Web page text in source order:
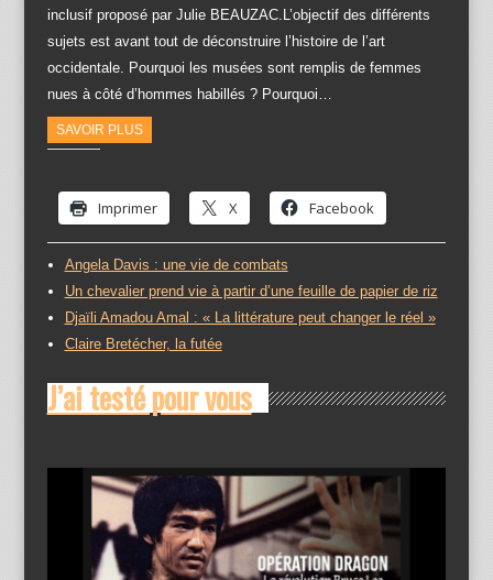
inclusif proposé par Julie BEAUZAC.L’objectif des différents
sujets est avant tout de déconstruire l’histoire de l’art
occidentale. Pourquoi les musées sont remplis de femmes
nues à côté d’hommes habillés ? Pourquoi…
SAVOIR PLUS
Imprimer X Facebook
Angela Davis : une vie de combats
Un chevalier prend vie à partir d’une feuille de papier de riz
Djaïli Amadou Amal : « La littérature peut changer le réel »
Claire Bretécher, la futée
J’ai testé pour vous